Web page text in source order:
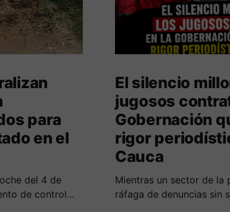
para
en el
del 4 de
de control
El silencio
jugosos
Gobernación
rigor
Cauca
Mientras un sector de la
ráfaga de denuncias sin